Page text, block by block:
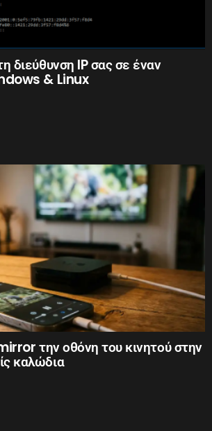
διεύθυνση IP σας σε έναν
& Linux
την οθόνη του κινητού στην
καλώδια